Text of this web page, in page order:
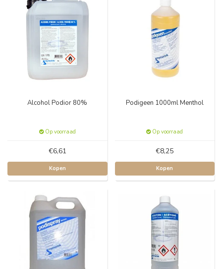
Alcohol Podior 80%
Op voorraad
€6,61
Kopen
Podigeen 1000ml Menthol
Op voorraad
€8,25
Kopen